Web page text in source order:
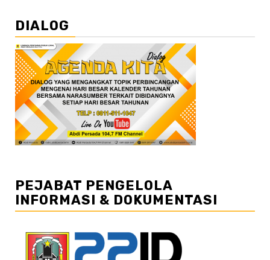
DIALOG
PEJABAT PENGELOLA
INFORMASI & DOKUMENTASI